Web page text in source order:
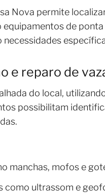
Nova permite
de
e reparo de
do local,
possibilitam
manchas, mofos e
como ultrassom e